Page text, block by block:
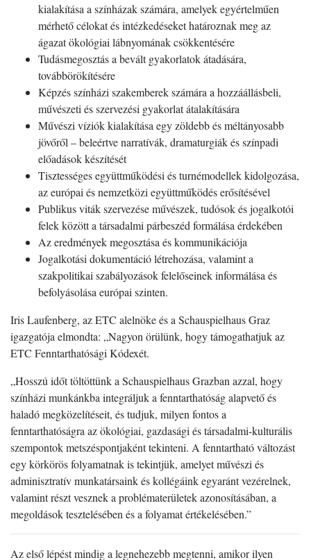
kialakítása a színházak számára, amelyek egyértelműen
mérhető célokat és intézkedéseket határoznak meg az
ágazat ökológiai lábnyomának csökkentésére
Tudásmegosztás a bevált gyakorlatok átadására,
továbbörökítésére
Képzés színházi szakemberek számára a hozzáállásbeli,
művészeti és szervezési gyakorlat átalakítására
Művészi víziók kialakítása egy zöldebb és méltányosabb
jövőről – beleértve narratívák, dramaturgiák és színpadi
előadások készítését
Tisztességes együttműködési és turnémodellek kidolgozása,
az európai és nemzetközi együttműködés erősítésével
Publikus viták szervezése művészek, tudósok és jogalkotói
felek között a társadalmi párbeszéd formálása érdekében
Az eredmények megosztása és kommunikációja
Jogalkotási dokumentáció létrehozása, valamint a
szakpolitikai szabályozások felelőseinek informálása és
befolyásolása európai szinten.
Iris Laufenberg, az ETC alelnöke és a Schauspielhaus Graz
igazgatója elmondta: „Nagyon örülünk, hogy támogathatjuk az
ETC Fenntarthatósági Kódexét.
„Hosszú időt töltöttünk a Schauspielhaus Grazban azzal, hogy
színházi munkánkba integráljuk a fenntarthatóság alapvető és
haladó megközelítéseit, és tudjuk, milyen fontos a
fenntarthatóságra az ökológiai, gazdasági és társadalmi-kulturális
szempontok metszéspontjaként tekinteni. A fenntartható változást
egy körkörös folyamatnak is tekintjük, amelyet művészi és
adminisztratív munkatársaink és kollégáink egyaránt vezérelnek,
valamint részt vesznek a problématerületek azonosításában, a
megoldások tesztelésében és a folyamat értékelésében.”
Az első lépést mindig a legnehezebb megtenni, amikor ilyen